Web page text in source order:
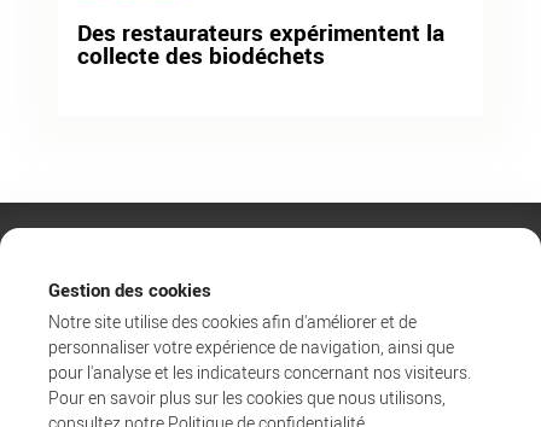
Gestion des cookies
Notre site utilise des cookies afin d'améliorer et de
personnaliser votre expérience de navigation, ainsi que
pour l'analyse et les indicateurs concernant nos visiteurs.
Pour en savoir plus sur les cookies que nous utilisons,
consultez notre Politique de confidentialité
Des restaurateurs expérimentent la
collecte des biodéchets